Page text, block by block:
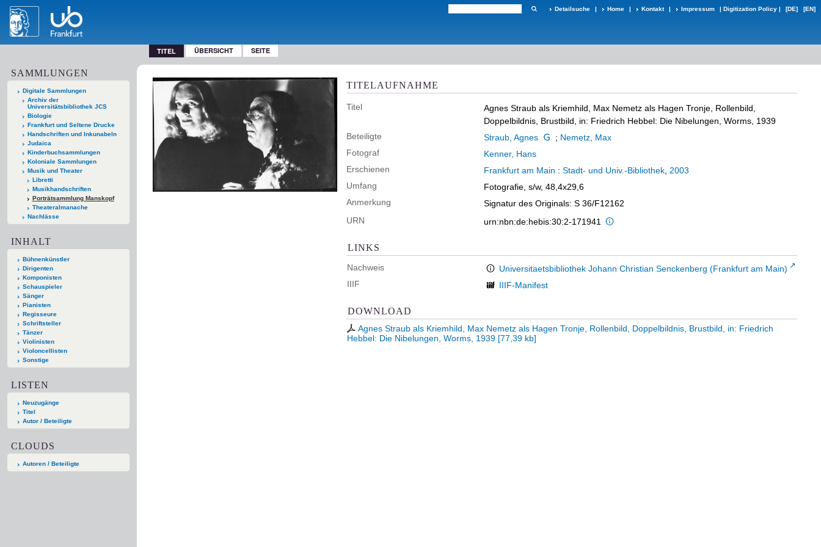
Detailsuche | Home | Kontakt | Impressum | Digitization Policy | [DE] [EN]
TITEL ÜBERSICHT SEITE
SAMMLUNGEN
Digitale Sammlungen
Archiv der
Universitätsbibliothek JCS
Biologie
Frankfurt und Seltene Drucke
Handschriften und Inkunabeln
Judaica
Kinderbuchsammlungen
Koloniale Sammlungen
Musik und Theater
Libretti
Musikhandschriften
Porträtsammlung Manskopf
Theateralmanache
Nachlässe
INHALT
Bühnenkünstler
Dirigenten
Komponisten
Schauspieler
Sänger
Pianisten
Regisseure
Schriftsteller
Tänzer
Violinisten
Violoncellisten
Sonstige
LISTEN
Neuzugänge
Titel
Autor / Beteiligte
CLOUDS
Autoren / Beteiligte
TITELAUFNAHME
Titel
Agnes Straub als Kriemhild, Max Nemetz als Hagen Tronje, Rollenbild,
Doppelbildnis, Brustbild, in: Friedrich Hebbel: Die Nibelungen, Worms, 1939
Beteiligte
Straub, Agnes ; Nemetz, Max
Fotograf
Kenner, Hans
Erschienen
Frankfurt am Main : Stadt- und Univ.-Bibliothek 2003
Umfang
Fotografie, s/w, 48,4x29,6
Anmerkung
Signatur des Originals: S 36/F12162
URN
urn:nbn:de:hebis:30:2-171941
LINKS
Nachweis
Universitaetsbibliothek Johann Christian Senckenberg (Frankfurt am Main)
IIIF
IIIF-Manifest
DOWNLOAD
Agnes Straub als Kriemhild, Max Nemetz als Hagen Tronje, Rollenbild, Doppelbildnis, Brustbild, in: Friedrich
Hebbel: Die Nibelungen, Worms, 1939 [77,39 kb]